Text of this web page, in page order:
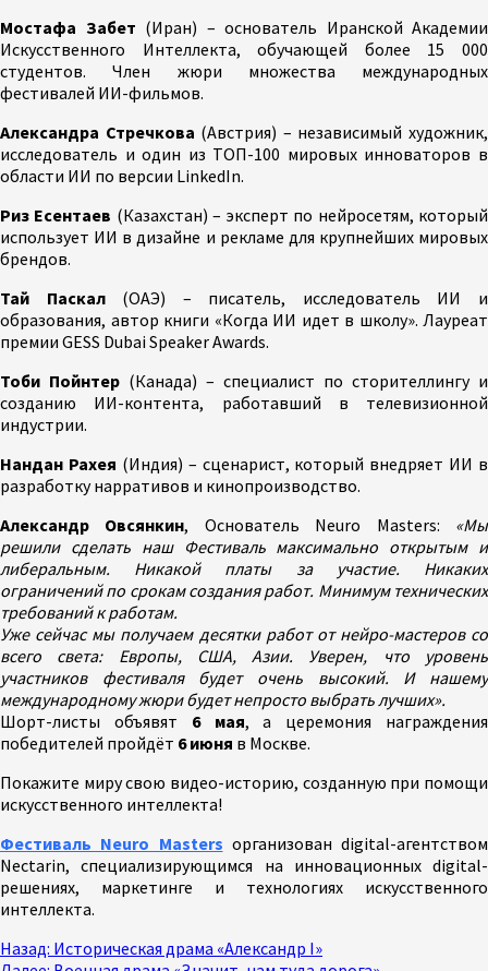
Мостафа Забет (Иран) – основатель Иранской Академии
Искусственного Интеллекта, обучающей более 15 000
студентов. Член жюри множества международных
фестивалей ИИ-фильмов.
Александра Стречкова (Австрия) – независимый художник,
исследователь и один из ТОП-100 мировых инноваторов в
области ИИ по версии LinkedIn.
Риз Есентаев (Казахстан) – эксперт по нейросетям, который
использует ИИ в дизайне и рекламе для крупнейших мировых
брендов.
Тай Паскал(ОАЭ) – писатель, исследователь ИИ и
образования, автор книги «Когда ИИ идет в школу». Лауреат
премии GESS Dubai Speaker Awards.
Тоби Пойнтер (Канада) – специалист по сторителлингу и
созданию ИИ-контента, работавший в телевизионной
индустрии.
Нандан Рахея (Индия) – сценарист, который внедряет ИИ в
разработку нарративов и кинопроизводство.
Александр Овсянкин, Основатель Neuro Masters: «Мы
решили сделать наш Фестиваль максимально открытым и
либеральным. Никакой платы за участие. Никаких
ограничений по срокам создания работ. Минимум технических
требований к работам.
Уже сейчас мы получаем десятки работ от нейро-мастеров со
всего света: Европы, США, Азии. Уверен, что уровень
участников фестиваля будет очень высокий. И нашему
международному жюри будет непросто выбрать лучших».
Шорт-листы объявят 6 мая, а церемония награждения
победителей пройдёт 6 июня в Москве.
Покажите миру свою видео-историю, созданную при помощи
искусственного интеллекта!
Фестиваль Neuro Masters организован digital-агентством
Nectarin, специализирующимся на инновационных digital-
решениях, маркетинге и технологиях искусственного
интеллекта.
Продолжить
Назад: Историческая драма «Александр I»